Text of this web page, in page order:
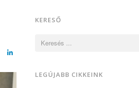
LinkedIn
KERESŐ
LEGÚJABB CIKKEINK